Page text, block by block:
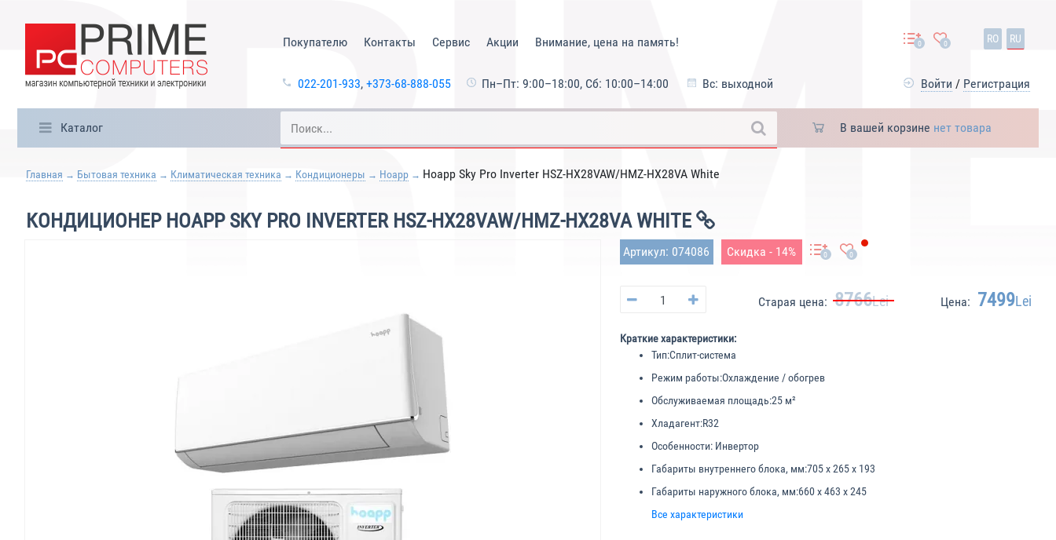
Покупателю Контакты Сервис Акции Внимание, цена на память!
022-201-933, +373-68-888-055 Пн–Пт: 9:00–18:00, Сб: 10:00–14:00 Вс: выходной
0 0 RO RU
Войти / Регистрация
Каталог В вашей корзине нет товара
Главная Бытовая техника Климатическая техника Кондиционеры Hoapp Hoapp Sky Pro Inverter HSZ-HX28VAW/HMZ-HX28VA White
КОНДИЦИОНЕР HOAPP SKY PRO INVERTER HSZ-HX28VAW/HMZ-HX28VA WHITE
Артикул: 074086 Скидка - 14% 0 0
Старая цена: 8766Lei Цена: 7499Lei
Краткие характеристики:
Тип:Cплит-система
Режим работы:Охлаждение / обогрев
Обслуживаемая площадь:25 м²
Хладагент:R32
Особенности:Инвертор
Габариты внутреннего блока, мм:705 х 265 х 193
Габариты наружного блока, мм:660 х 463 х 245
Все характеристики